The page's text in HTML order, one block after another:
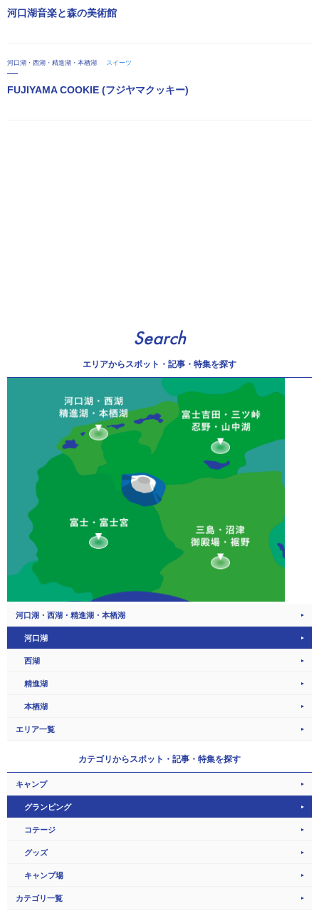
河口湖音楽と森の美術館
河口湖・西湖・精進湖・本栖湖 スイーツ
FUJIYAMA COOKIE (フジヤマクッキー)
Search
エリアからスポット・記事・特集を探す
河口湖・西湖・精進湖・本栖湖
河口湖
西湖
精進湖
本栖湖
エリア一覧
カテゴリからスポット・記事・特集を探す
キャンプ
グランピング
コテージ
グッズ
キャンプ場
カテゴリ一覧